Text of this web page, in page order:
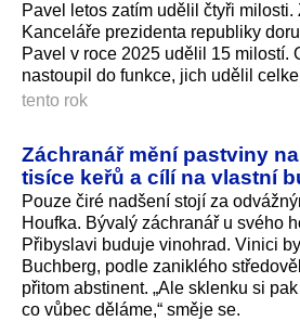
Pavel letos zatím udělil čtyři
Kanceláře prezidenta republiky
Pavel v roce 2025 udělil 15 milostí.
nastoupil do funkce, jich udělil
tento rok
Záchranář mění pastviny
tisíce keřů a cílí na vlastní
Pouze čiré nadšení stojí za
Houfka. Bývalý záchranář u svého
Přibyslavi buduje vinohrad. Vinici
Buchberg, podle zaniklého
přitom abstinent. „Ale sklenku si
co vůbec děláme,“ směje se.